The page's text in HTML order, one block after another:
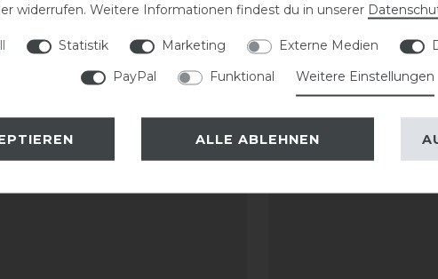
widerrufen. Weitere Informationen findest du in unserer
Statistik Marketing Externe Medien
PayPal
Funktional Weitere Einstellungen
ALLE ABLEHNEN